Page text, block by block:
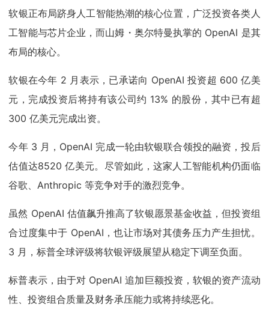
软银正布局跻身人工智能热潮的核心位置，广泛投资各类人
工智能与芯片企业，而山姆・奥尔特曼执掌的 OpenAI 是其
布局的核心。
软银在今年 2 月表示，已承诺向 OpenAI 投资超 600 亿美
元，完成投资后将持有该公司约 13% 的股份，其中已有超
300 亿美元完成出资。
今年 3 月，OpenAI 完成一轮由软银联合领投的融资，投后
估值达8520 亿美元。尽管如此，这家人工智能机构仍面临
谷歌、Anthropic 等竞争对手的激烈竞争。
虽然 OpenAI 估值飙升推高了软银愿景基金收益，但投资组
合过度集中于 OpenAI，也让市场对其债务压力产生担忧。
3 月，标普全球评级将软银评级展望从稳定下调至负面。
标普表示，由于对 OpenAI 追加巨额投资，软银的资产流动
性、投资组合质量及财务承压能力或将持续恶化。